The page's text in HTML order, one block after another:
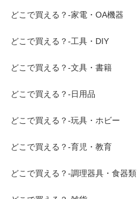
どこで買える？-家電・OA機器
どこで買える？-工具・DIY
どこで買える？-文具・書籍
どこで買える？-日用品
どこで買える？-玩具・ホビー
どこで買える？-育児・教育
どこで買える？-調理器具・食器類